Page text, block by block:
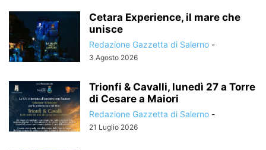
Cetara Experience, il mare che
unisce
Redazione Gazzetta di Salerno -
3 Agosto 2026
Trionfi & Cavalli, lunedì 27 a Torre
di Cesare a Maiori
Redazione Gazzetta di Salerno -
21 Luglio 2026